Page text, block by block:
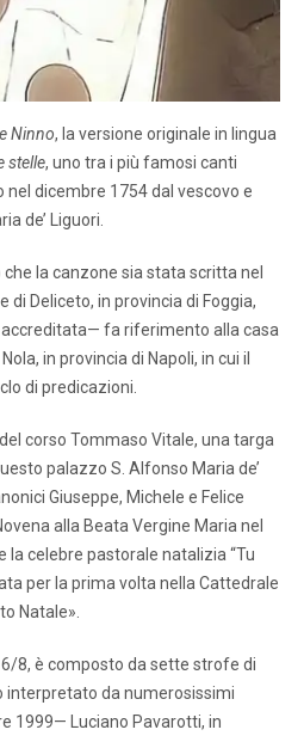
Ninno, la versione originale in lingua
stelle, uno tra i più famosi canti
dicembre 1754 dal vescovo e
de’ Liguori.
la canzone sia stata scritta nel
di Deliceto, in provincia di Foggia,
fa riferimento alla casa
in provincia di Napoli, in cui il
di predicazioni.
corso Tommaso Vitale, una targa
palazzo S. Alfonso Maria de’
Giuseppe, Michele e Felice
alla Beata Vergine Maria nel
la celebre pastorale natalizia “Tu
per la prima volta nella Cattedrale
Natale».
6/8, è composto da sette strofe di
interpretato da numerosissimi
1999— Luciano Pavarotti, in